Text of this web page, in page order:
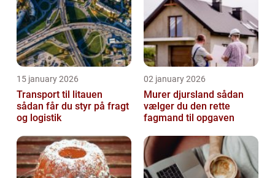
15 january 2026
Transport til litauen
sådan får du styr på fragt
og logistik
02 january 2026
Murer djursland sådan
vælger du den rette
fagmand til opgaven